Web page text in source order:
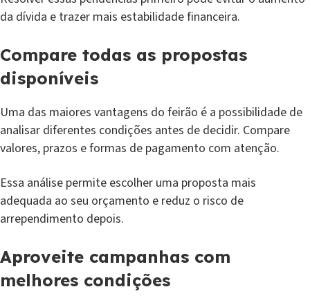
da dívida e trazer mais estabilidade financeira.
Compare todas as propostas
disponíveis
Uma das maiores vantagens do feirão é a possibilidade de
analisar diferentes condições antes de decidir. Compare
valores, prazos e formas de pagamento com atenção.
Essa análise permite escolher uma proposta mais
adequada ao seu orçamento e reduz o risco de
arrependimento depois.
Aproveite campanhas com
melhores condições